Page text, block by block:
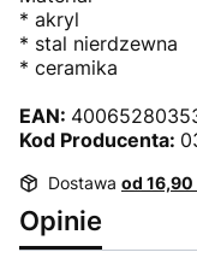
* akryl
* stal nierdzewna
* ceramika
EAN:
Kod Producenta:
Dostawa od 16,90
Opinie